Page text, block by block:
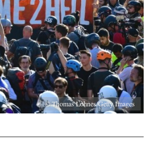
© Thomas Lohnes/Getty Images